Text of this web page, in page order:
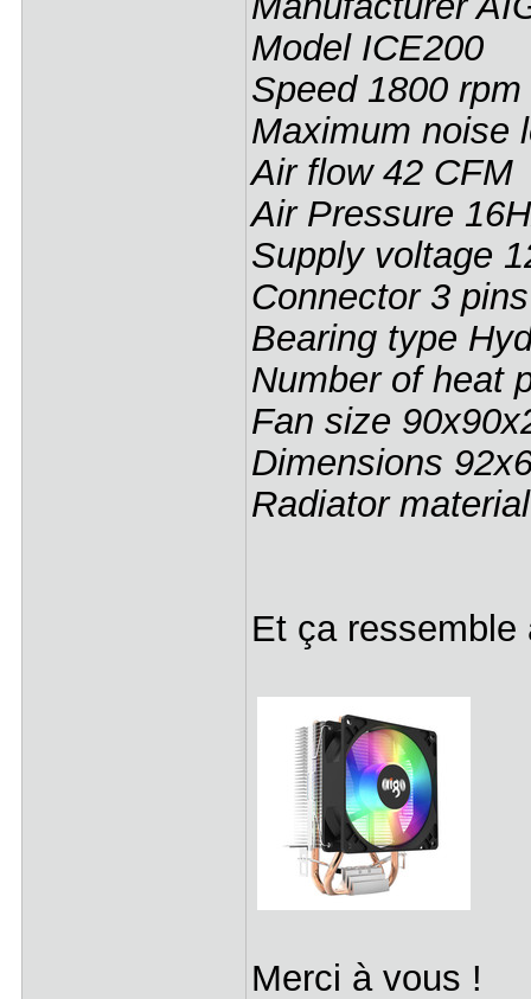
Model ICE200
Speed 1800 rpm
Maximum noise
Air flow 42 CFM
Air Pressure
Supply voltage
Connector 3 pins
Bearing type
Number of heat
Fan size
Dimensions
Radiator
Et ça ressemble
Merci à vous !